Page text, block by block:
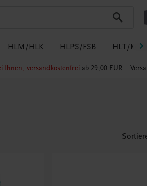
HLM/HLK HLPS/FSB HLT/Kolleg
Ihnen, versandkostenfrei ab 29,00 EUR –